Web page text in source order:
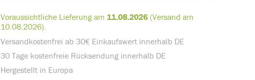
Versandkostenfrei ab 30€ Einkaufswert innerhalb DE
30 Tage kostenfreie Rücksendung innerhalb DE
Hergestellt in Europa
Voraussichtliche Lieferung am 11.08.2026(Versand am
10.08.2026).